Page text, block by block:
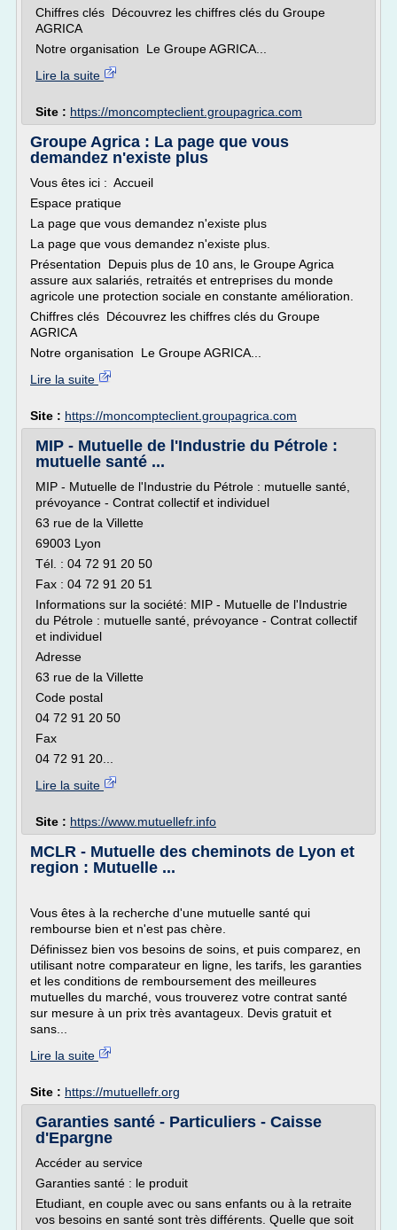
Chiffres clés Découvrez les chiffres clés du Groupe
AGRICA
Notre organisation Le Groupe AGRICA...
Lire la suite
Site : https://moncompteclient.groupagrica.com
Groupe Agrica : La page que vous
demandez n'existe plus
Vous êtes ici : Accueil
Espace pratique
La page que vous demandez n'existe plus
La page que vous demandez n'existe plus.
Présentation Depuis plus de 10 ans, le Groupe Agrica
assure aux salariés, retraités et entreprises du monde
agricole une protection sociale en constante amélioration.
Chiffres clés Découvrez les chiffres clés du Groupe
AGRICA
Notre organisation Le Groupe AGRICA...
Lire la suite
Site : https://moncompteclient.groupagrica.com
MIP - Mutuelle de l'Industrie du Pétrole :
mutuelle santé ...
MIP - Mutuelle de l'Industrie du Pétrole : mutuelle santé,
prévoyance - Contrat collectif et individuel
63 rue de la Villette
69003 Lyon
Tél. : 04 72 91 20 50
Fax : 04 72 91 20 51
Informations sur la société: MIP - Mutuelle de l'Industrie
du Pétrole : mutuelle santé, prévoyance - Contrat collectif
et individuel
Adresse
63 rue de la Villette
Code postal
04 72 91 20 50
Fax
04 72 91 20...
Lire la suite
Site : https://www.mutuellefr.info
MCLR - Mutuelle des cheminots de Lyon et
region : Mutuelle ...
Vous êtes à la recherche d'une mutuelle santé qui
rembourse bien et n'est pas chère.
Définissez bien vos besoins de soins, et puis comparez, en
utilisant notre comparateur en ligne, les tarifs, les garanties
et les conditions de remboursement des meilleures
mutuelles du marché, vous trouverez votre contrat santé
sur mesure à un prix très avantageux. Devis gratuit et
sans...
Lire la suite
Site : https://mutuellefr.org
Garanties santé - Particuliers - Caisse
d'Epargne
Accéder au service
Garanties santé : le produit
Etudiant, en couple avec ou sans enfants ou à la retraite
vos besoins en santé sont très différents. Quelle que soit